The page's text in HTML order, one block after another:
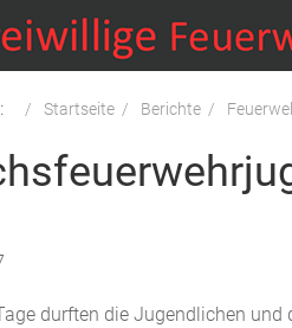
Startseite Berichte
durften die Jugendlichen